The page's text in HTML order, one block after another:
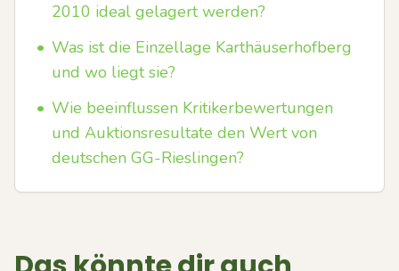
2010 ideal gelagert werden?
• Was ist die Einzellage Karthäuserhofberg
und wo liegt sie?
• Wie beeinflussen Kritikerbewertungen
und Auktionsresultate den Wert von
deutschen GG-Rieslingen?